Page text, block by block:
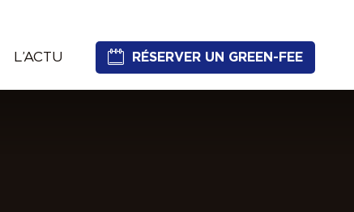
L’ACTU RÉSERVER UN GREEN-FEE